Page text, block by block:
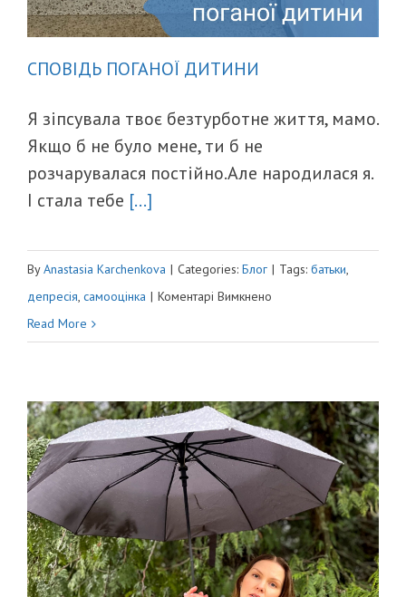
СПОВІДЬ ПОГАНОЇ ДИТИНИ
Я зіпсувала твоє безтурботне життя, мамо.
Якщо б не було мене, ти б не
розчарувалася постійно.Але народилася я.
І стала тебе [...]
ByAnastasia Karchenkova | Categories: Блог | Tags: батьки,
депресія, самооцінка | Коментарі Вимкнено
Read More